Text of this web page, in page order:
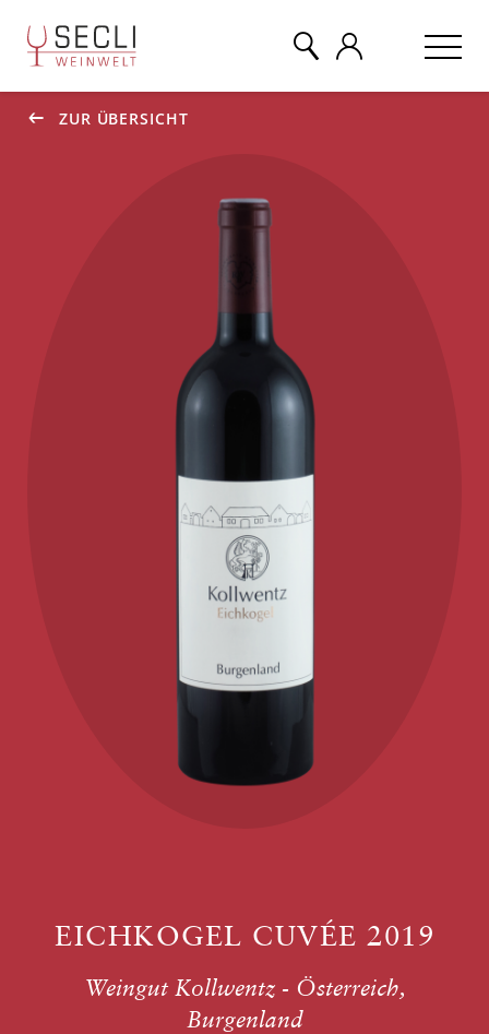
ZUR ÜBERSICHT
EICHKOGEL CUVÉE 2019
Weingut Kollwentz - Österreich,
Burgenland